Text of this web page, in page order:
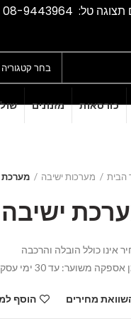
בחר קטגוריה
כורסאות מזנונים
הבית מערכות ישיבה מערכת
ישיבה
אינו כולל הובלה והרכבה
משוער: עד 30 ימי עסקים
מחירים הוסף